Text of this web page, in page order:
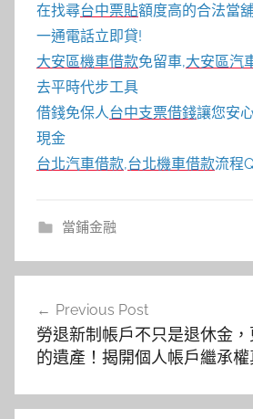
在找尋台中票貼額度高的合法當
一通電話立即貸!
大安區機車借款免留車,大安區汽
去平時代步工具
借錢免保人台中支票借錢讓您安
現金
台北汽車借款,台北機車借款流程
當鋪金融
覽
Previous Post
勞退新制帳戶不只是退休金
的遺產！揭開個人帳戶繼承權